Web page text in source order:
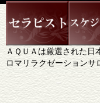
ＡＱＵＡは厳選された
ロマリラクゼーションサ